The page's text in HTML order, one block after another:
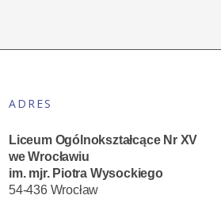
ADRES
Liceum Ogólnokształcące Nr XV
we Wrocławiu
im. mjr. Piotra Wysockiego
54-436 Wrocław